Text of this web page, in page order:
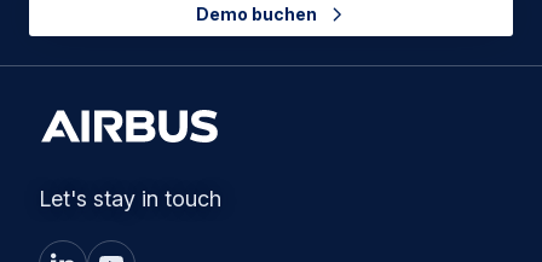
Demo buchen
Let's stay in touch